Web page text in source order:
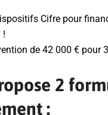
Cifre pour
!
de 42 000 € pour
2
: